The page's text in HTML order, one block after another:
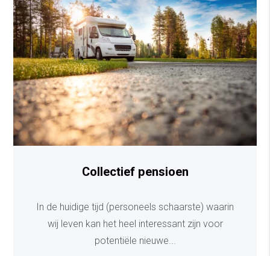
Collectief pensioen
In de huidige tijd (personeels schaarste) waarin
wij leven kan het heel interessant zijn voor
potentiële nieuwe...